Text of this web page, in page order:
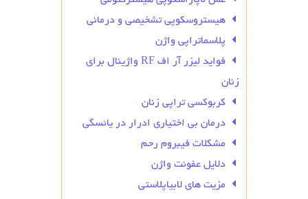
هیستروسکوپی تشخیصی و درمانی
پلاسماتراپی واژن
فواید لیزر آر اف RF واژینال برای
زنان
کربوکسی تراپی زنان
درمان بی‌ اختیاری ادرار در یائسگی
مشکلات فیبروم رحم
دلایل عفونت واژن
مزیت های لابیاپلاستی